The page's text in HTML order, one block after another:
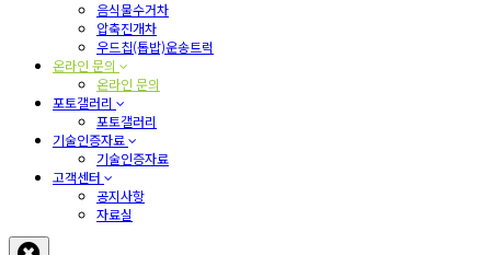
음식물수거차
압축진개차
우드칩(톱밥)운송트럭
온라인 문의
온라인 문의
포토갤러리
포토갤러리
기술인증자료
기술인증자료
고객센터
공지사항
자료실